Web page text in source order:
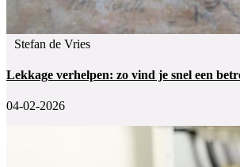
Stefan de Vries
Lekkage verhelpen: zo vind je snel een
04-02-2026